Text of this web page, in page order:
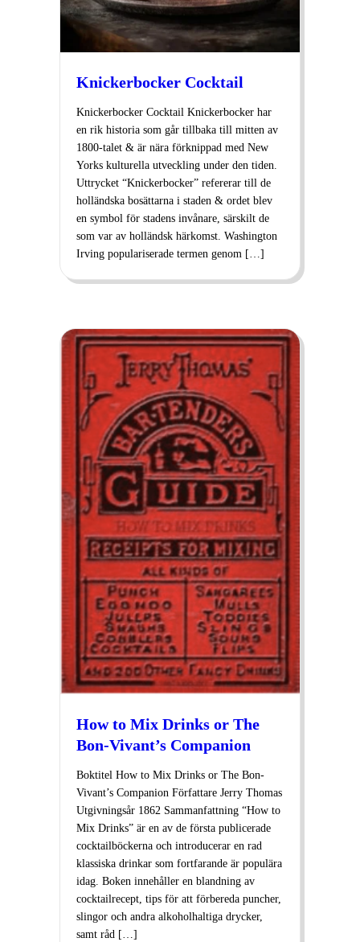
Knickerbocker Cocktail
Knickerbocker Cocktail Knickerbocker har
en rik historia som går tillbaka till mitten av
1800-talet & är nära förknippad med New
Yorks kulturella utveckling under den tiden.
Uttrycket “Knickerbocker” refererar till de
holländska bosättarna i staden & ordet blev
en symbol för stadens invånare, särskilt de
som var av holländsk härkomst. Washington
Irving populariserade termen genom […]
How to Mix Drinks or The
Bon-Vivant’s Companion
Boktitel How to Mix Drinks or The Bon-
Vivant’s Companion Författare Jerry Thomas
Utgivningsår 1862 Sammanfattning “How to
Mix Drinks” är en av de första publicerade
cocktailböckerna och introducerar en rad
klassiska drinkar som fortfarande är populära
idag. Boken innehåller en blandning av
cocktailrecept, tips för att förbereda puncher,
slingor och andra alkoholhaltiga drycker,
samt råd […]